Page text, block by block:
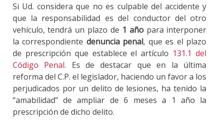
Si Ud. considera que no es culpable del accidente y
que la responsabilidad es del conductor del otro
vehículo, tendrá un plazo de 1 añopara interponer
la correspondiente denuncia penal, que es el plazo
de prescripción que establece el artículo 131.1 del
Código Penal. Es de destacar que en la última
reforma del C.P. el legislador, haciendo un favor a los
perjudicados por un delito de lesiones, ha tenido la
“amabilidad” de ampliar de 6 meses a 1 año la
prescripción de dicho delito.